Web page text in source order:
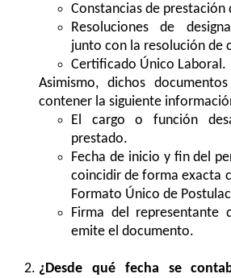
Constancias de prestación
Resoluciones de
junto con la resolución de
Certificado Único Laboral.
Asimismo, dichos
contener la siguiente
El cargo o función
prestado.
Fecha de inicio y fin del
coincidir de forma exacta
Formato Único de
Firma del representante
emite el documento.
¿Desde qué fecha se